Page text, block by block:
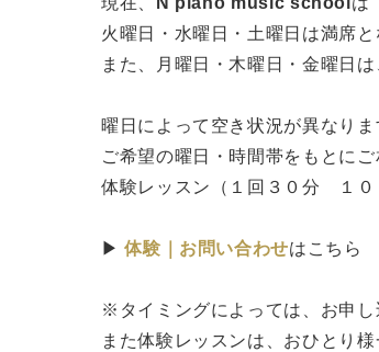
火曜日・水曜日・土曜日は満席と
また、月曜日・木曜日・金曜日
曜日によって空き状況が異なりま
ご希望の曜日・時間帯をもとにご
体験レッスン（１回３０分 １０
▶体験｜お問い合わせはこちら
※タイミングによっては、お申し
また体験レッスンは、おひとり